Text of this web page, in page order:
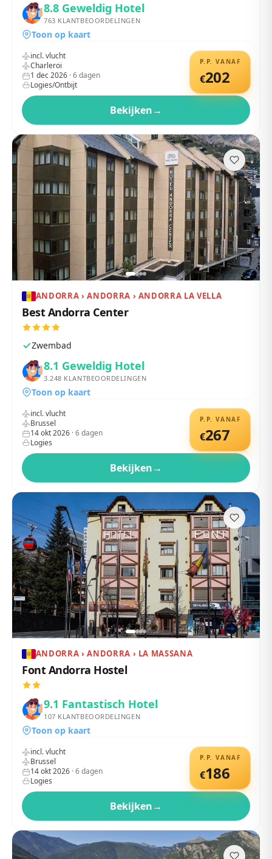
8.8 Geweldig Hotel
763 KLANTBEOORDELINGEN
Toon op kaart
P.P. VANAF
€202
incl. vlucht
Charleroi
1 dec 2026 ·6dagen
Logies/Ontbijt
Bekijken→
ANDORRA › ANDORRA › ANDORRA LA VELLA
Best Andorra Center
Zwembad
8.1 Geweldig Hotel
3.248 KLANTBEOORDELINGEN
Toon op kaart
P.P. VANAF
€267
incl. vlucht
Brussel
14 okt 2026 ·6dagen
Logies
Bekijken→
ANDORRA › ANDORRA › LA MASSANA
Font Andorra Hostel
9.1 Fantastisch Hotel
107 KLANTBEOORDELINGEN
Toon op kaart
P.P. VANAF
€186
incl. vlucht
Brussel
14 okt 2026 ·6dagen
Logies
Bekijken→